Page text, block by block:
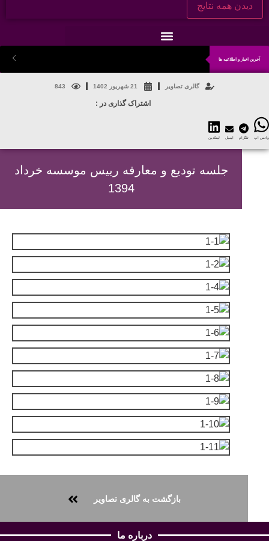
دیدن همه نتایج
آخرین اخبار و اطلاعیه ها
گالری تصاویر 21 شهریور 1402 843
اشتراک گذاری در :
اپ تلگرام ایمیل لینکدین
جلسه تودیع و معارفه رییس موسسه خرداد
1394
بزرگنمایی
بزرگنمایی
بزرگنمایی
بزرگنمایی
بزرگنمایی
بزرگنمایی
بزرگنمایی
بزرگنمایی
بزرگنمایی
بزرگنمایی
بازگشت به گالری تصاویر
درباره ما